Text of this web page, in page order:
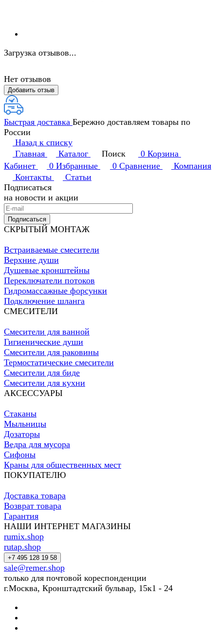
Загрузка отзывов...
Нет отзывов
Добавить отзыв
Быстрая доставка Бережно доставляем товары по
России
Назад к списку
Главная
Каталог Поиск 0 Корзина
Кабинет
0 Избранные 0 Сравнение
Компания
Контакты
Статьи
Подписаться
на новости и акции
Подписаться
СКРЫТЫЙ МОНТАЖ
Встраиваемые смесители
Верхние души
Душевые кронштейны
Переключатели потоков
Гидромассажные форсунки
Подключение шланга
СМЕСИТЕЛИ
Смесители для ванной
Гигиенические души
Смесители для раковины
Термостатические смесители
Смесители для биде
Смесители для кухни
АКСЕССУАРЫ
Стаканы
Мыльницы
Дозаторы
Ведра для мусора
Сифоны
Краны для общественных мест
ПОКУПАТЕЛЮ
Доставка товара
Возврат товара
Гарантия
НАШИ ИНТЕРНЕТ МАГАЗИНЫ
rumix.shop
rutap.shop
+7 495 128 19 58
sale@remer.shop
только для почтовой кореспонденции
г.Москва, Кронштадтский бульвар, 15к1 - 24